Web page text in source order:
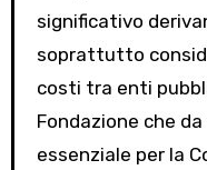
significativo
soprattutto
costi tra enti
Fondazione che
essenziale per la